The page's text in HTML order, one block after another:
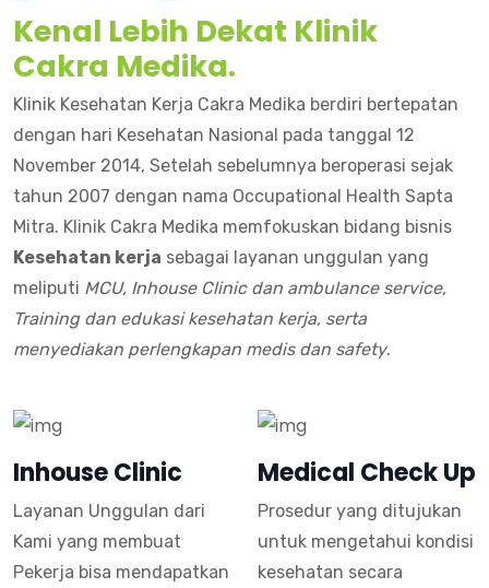
Kenal Lebih Dekat Klinik
Cakra Medika.
Klinik Kesehatan Kerja Cakra Medika berdiri bertepatan
dengan hari Kesehatan Nasional pada tanggal 12
November 2014, Setelah sebelumnya beroperasi sejak
tahun 2007 dengan nama Occupational Health Sapta
Mitra. Klinik Cakra Medika memfokuskan bidang bisnis
Kesehatan kerja sebagai layanan unggulan yang
meliputi MCU, Inhouse Clinic dan ambulance service,
Training dan edukasi kesehatan kerja, serta
menyediakan perlengkapan medis dan safety.
Inhouse Clinic
Layanan Unggulan dari
Kami yang membuat
Pekerja bisa mendapatkan
Medical Check Up
Prosedur yang ditujukan
untuk mengetahui kondisi
kesehatan secara